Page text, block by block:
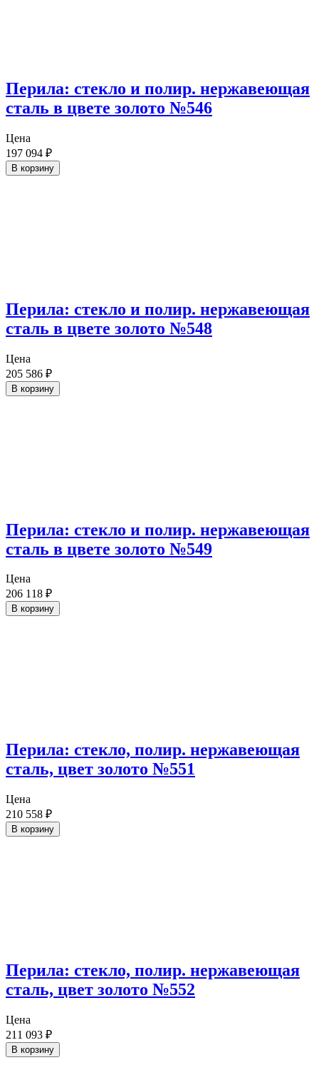
Перила: стекло и полир. нержавеющая
сталь в цвете золото №546
Цена
197 094 ₽
В корзину
Перила: стекло и полир. нержавеющая
сталь в цвете золото №548
Цена
205 586 ₽
В корзину
Перила: стекло и полир. нержавеющая
сталь в цвете золото №549
Цена
206 118 ₽
В корзину
Перила: стекло, полир. нержавеющая
сталь, цвет золото №551
Цена
210 558 ₽
В корзину
Перила: стекло, полир. нержавеющая
сталь, цвет золото №552
Цена
211 093 ₽
В корзину